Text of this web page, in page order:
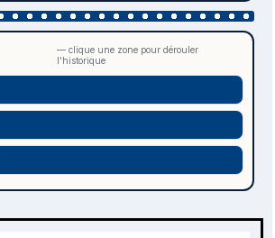
— clique une zone pour dérouler
l'historique